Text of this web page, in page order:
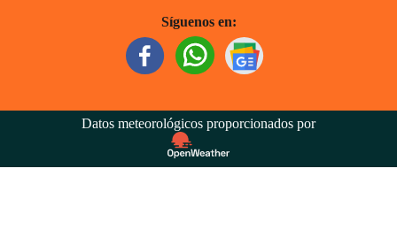
Síguenos en:
Datos meteorológicos proporcionados por